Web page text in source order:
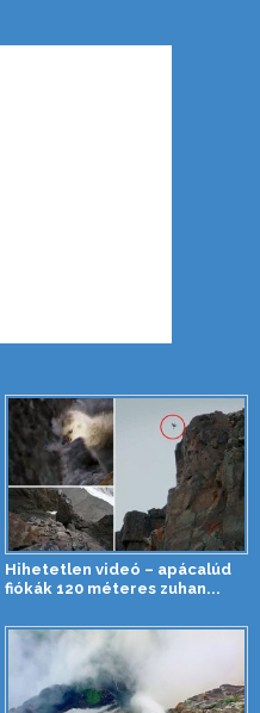
Hihetetlen videó – apácalúd
fiókák 120 méteres zuhan...